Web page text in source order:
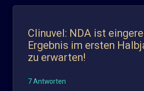
Clinuvel: NDA ist
Ergebnis im ersten
zu erwarten!
7 Antworten